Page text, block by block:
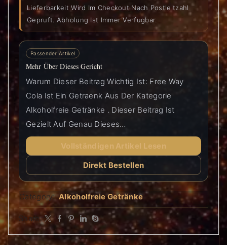
Lieferbarkeit Wird Im Checkout Nach Postleitzahl
Gepruft. Abholung Ist Immer Verfugbar.
Passender Artikel
Mehr Über Dieses Gericht
Warum Dieser Beitrag Wichtig Ist: Free Way
Cola Ist Ein Getraenk Aus Der Kategorie
Alkoholfreie Getränke . Dieser Beitrag Ist
Gezielt Auf Genau Dieses…
Vollständigen Artikel Lesen
Direkt Bestellen
Category:Alkoholfreie Getränke
Share: